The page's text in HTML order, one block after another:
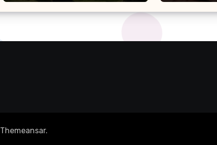
über die Kosten der letzten
Ruhe
Überblick!
Themeansar.